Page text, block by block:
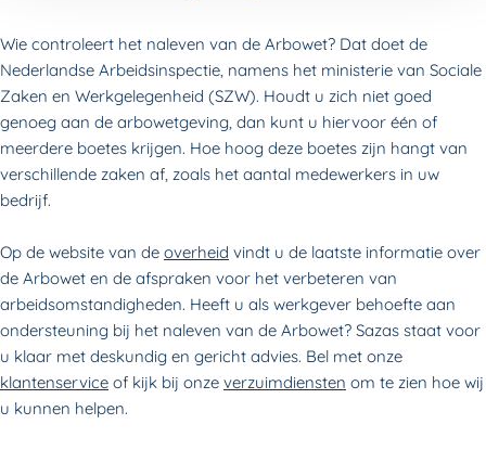
Wie controleert het naleven van de Arbowet? Dat doet de
Nederlandse Arbeidsinspectie, namens het ministerie van Sociale
Zaken en Werkgelegenheid (SZW). Houdt u zich niet goed
genoeg aan de arbowetgeving, dan kunt u hiervoor één of
meerdere boetes krijgen. Hoe hoog deze boetes zijn hangt van
verschillende zaken af, zoals het aantal medewerkers in uw
bedrijf.
Op de website van de overheid vindt u de laatste informatie over
de Arbowet en de afspraken voor het verbeteren van
arbeidsomstandigheden. Heeft u als werkgever behoefte aan
ondersteuning bij het naleven van de Arbowet? Sazas staat voor
u klaar met deskundig en gericht advies. Bel met onze
klantenservice of kijk bij onze verzuimdiensten om te zien hoe wij
u kunnen helpen.